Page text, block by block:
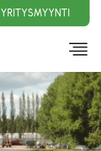
YRITYSMYYNTI